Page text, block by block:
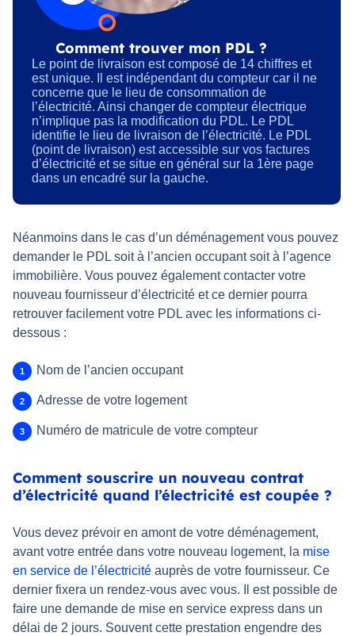
Comment trouver mon PDL ?
Le point de livraison est composé de 14 chiffres et
est unique. Il est indépendant du compteur car il ne
concerne que le lieu de consommation de
l’électricité. Ainsi changer de compteur électrique
n’implique pas la modification du PDL. Le PDL
identifie le lieu de livraison de l’électricité. Le PDL
(point de livraison) est accessible sur vos factures
d’électricité et se situe en général sur la 1ère page
dans un encadré sur la gauche.
Néanmoins dans le cas d’un déménagement vous pouvez
demander le PDL soit à l’ancien occupant soit à l’agence
immobilière. Vous pouvez également contacter votre
nouveau fournisseur d’électricité et ce dernier pourra
retrouver facilement votre PDL avec les informations ci-
dessous :
Nom de l’ancien occupant
Adresse de votre logement
Numéro de matricule de votre compteur
Comment souscrire un nouveau contrat
d’électricité quand l’électricité est coupée ?
Vous devez prévoir en amont de votre déménagement,
avant votre entrée dans votre nouveau logement, la mise
en service de l’électricité auprès de votre fournisseur. Ce
dernier fixera un rendez-vous avec vous. Il est possible de
faire une demande de mise en service express dans un
délai de 2 jours. Souvent cette prestation engendre des